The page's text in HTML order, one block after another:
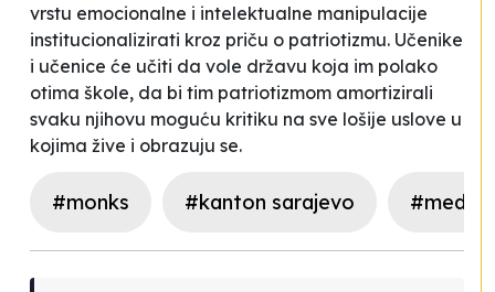
vrstu emocionalne i intelektualne manipulacije
institucionalizirati kroz priču o patriotizmu. Učenike
i učenice će učiti da vole državu koja im polako
otima škole, da bi tim patriotizmom amortizirali
svaku njihovu moguću kritiku na sve lošije uslove u
kojima žive i obrazuju se.
#monks #kanton sarajevo